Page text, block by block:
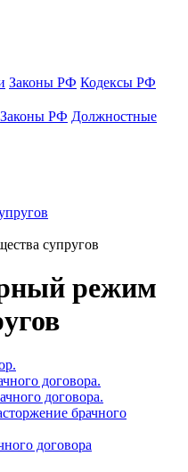
Законы РФ Кодексы РФ
Законы РФ Должностные
супругов
режим
договора.
договора.
брачного
договора